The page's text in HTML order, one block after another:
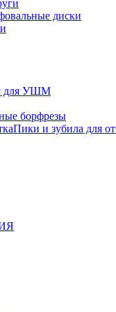
диски
для УШМ
борфрезы
Пики и зубила для